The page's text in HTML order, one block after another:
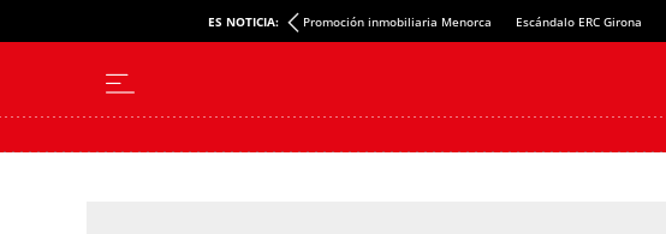
ES NOTICIA: Promoción inmobiliaria Menorca Escándalo ERC Girona